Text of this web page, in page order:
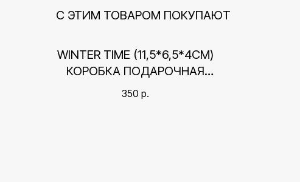
С ЭТИМ ТОВАРОМ ПОКУПАЮТ
WINTER TIME (11,5*6,5*4СМ)
КОРОБКА ПОДАРОЧНАЯ
КРЫШКА-ДНО
350 р.